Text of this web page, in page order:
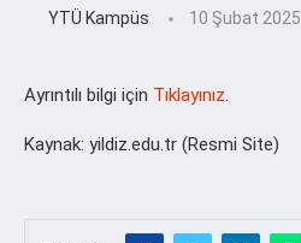
YTÜ Kampüs 10 Şubat 2025
Ayrıntılı bilgi için Tıklayınız.
Kaynak: yildiz.edu.tr (Resmi Site)